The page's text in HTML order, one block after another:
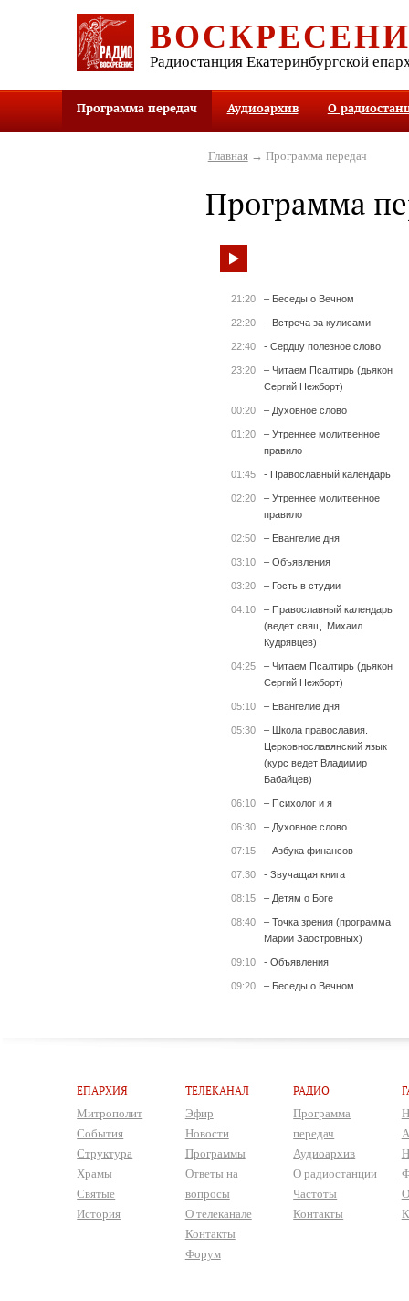
Радиостанция Екатеринбургской
Программа передач Аудиоархив О
Главная→ Программа передач
Программа
21:20 – Беседы о Вечном
22:20 – Встреча за кулисами
22:40 - Сердцу полезное слово
23:20
– Читаем Псалтирь (дьякон
Сергий Нежборт)
00:20 – Духовное слово
01:20
– Утреннее молитвенное
правило
01:45 - Православный календарь
02:20
– Утреннее молитвенное
правило
02:50 – Евангелие дня
03:10 – Объявления
03:20 – Гость в студии
04:10
– Православный календарь
(ведет свящ. Михаил
Кудрявцев)
04:25
– Читаем Псалтирь (дьякон
Сергий Нежборт)
05:10 – Евангелие дня
05:30
– Школа православия.
Церковнославянский язык
(курс ведет Владимир
Бабайцев)
06:10 – Психолог и я
06:30 – Духовное слово
07:15 – Азбука финансов
07:30 - Звучащая книга
08:15 – Детям о Боге
08:40
– Точка зрения (программа
Марии Заостровных)
09:10 - Объявления
09:20 – Беседы о Вечном
ЕПАРХИЯ
Митрополит
События
Структура
Храмы
Святые
История
ТЕЛЕКАНАЛ
Эфир
Новости
Программы
Ответы на
вопросы
О телеканале
Контакты
Форум
РАДИО
Программа
передач
Аудиоархив
О радиостанции
Частоты
Контакты